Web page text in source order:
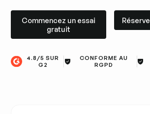
Commencez un essai
gratuit
Commencez un essai gratuit
4.8/5 SUR
G2
CONFORME AU
RGPD